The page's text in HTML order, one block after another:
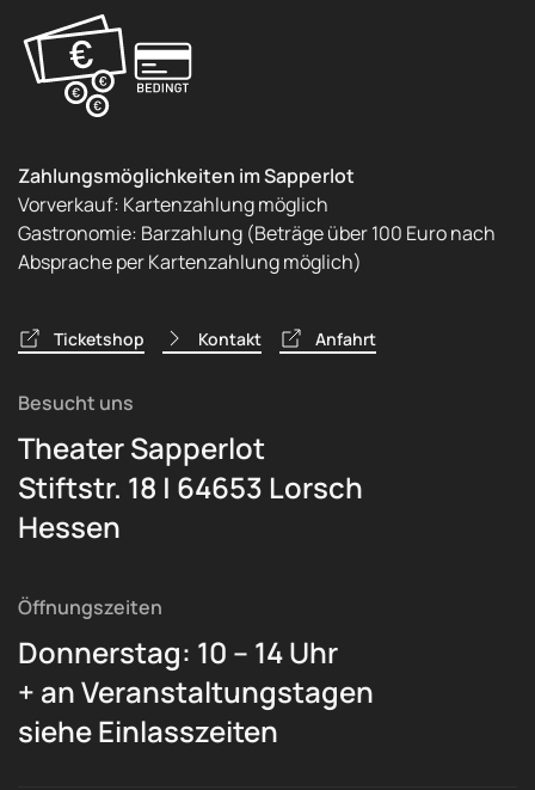
Zahlungsmöglichkeiten im Sapperlot
Vorverkauf: Kartenzahlung möglich
Gastronomie: Barzahlung (Beträge über 100 Euro nach
Absprache per Kartenzahlung möglich)
Ticketshop Kontakt Anfahrt
Besucht uns
Theater Sapperlot
Stiftstr. 18 | 64653 Lorsch
Hessen
Öffnungszeiten
Donnerstag: 10 – 14 Uhr
+ an Veranstaltungstagen
siehe Einlasszeiten